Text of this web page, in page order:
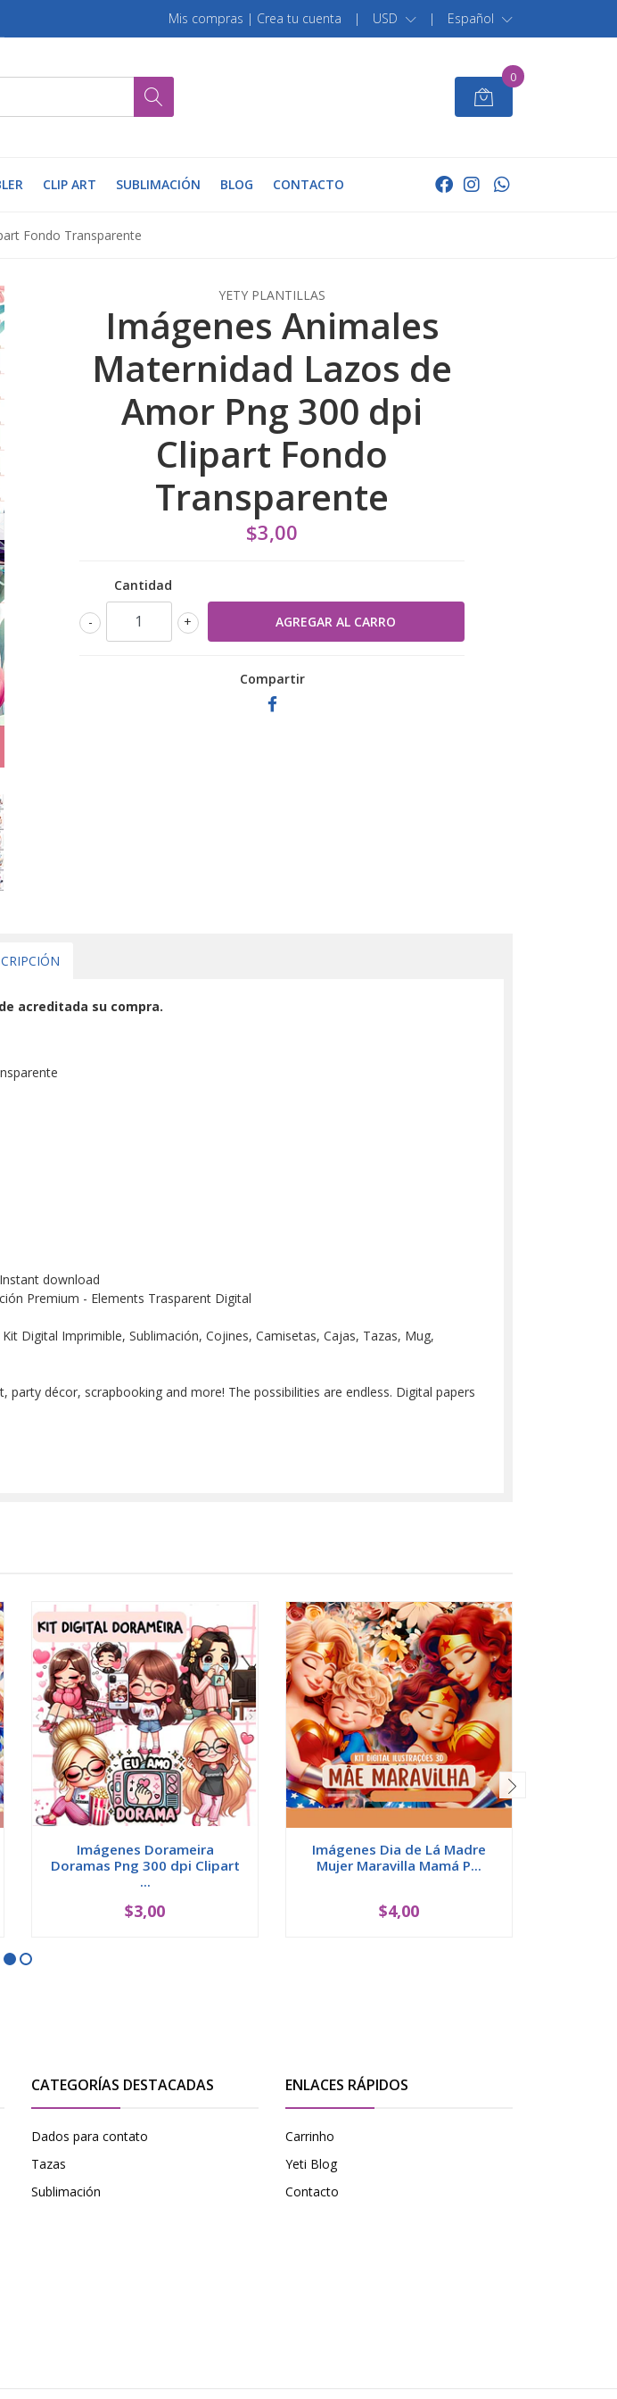
Mis compras | Crea tu cuenta | USD | Español
0
CLIP ART SUBLIMACIÓN BLOG CONTACTO
Fondo Transparente
YETY PLANTILLAS
Imágenes Animales
Maternidad Lazos de
Amor Png 300 dpi
Clipart Fondo
Transparente
$3,00
Cantidad
+
-
Compartir
acreditada su compra.
download
Premium - Elements Trasparent Digital
Digital Imprimible, Sublimación, Cojines, Camisetas, Cajas, Tazas, Mug,
décor, scrapbooking and more! The possibilities are endless. Digital papers
Imágenes Dorameira
Doramas Png 300 dpi Clipart
...
$3,00
Imágenes Dia de Lá Madre
Mujer Maravilla Mamá P...
$4,00
CATEGORÍAS DESTACADAS
Dados para contato
Tazas
Sublimación
ENLACES RÁPIDOS
Carrinho
Yeti Blog
Contacto